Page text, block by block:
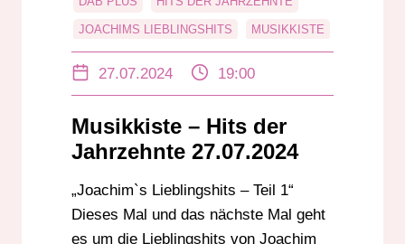
JOACHIMS LIEBLINGSHITS MUSIKKISTE
27.07.2024 19:00
Musikkiste – Hits der
Jahrzehnte 27.07.2024
„Joachim`s Lieblingshits – Teil 1“
Dieses Mal und das nächste Mal geht
es um die Lieblingshits von Joachim